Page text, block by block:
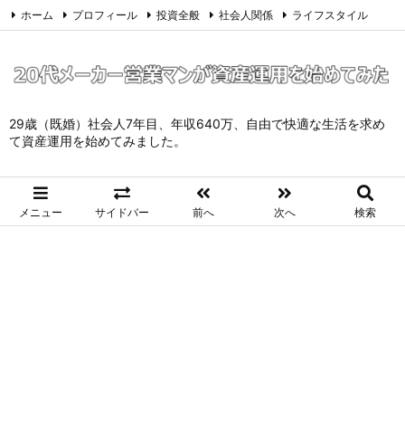
29歳（既婚）社会人7年目、年収640万、自由で快適な生活を求め
て資産運用を始めてみました。
メニュー サイドバー 前へ 次へ 検索
ホーム プロフィール 投資全般 社会人関係 ライフスタイル
Feedly